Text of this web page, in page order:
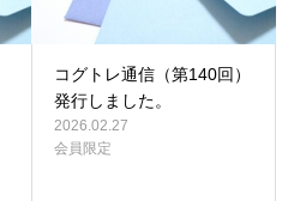
コグトレ通信（第140回）
発行しました。
2026.02.27
会員限定